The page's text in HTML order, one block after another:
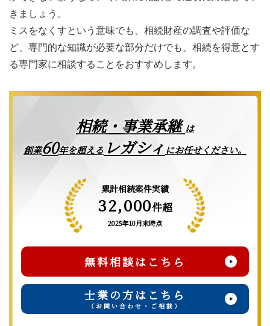
きましょう。
ミスをなくすという意味でも、相続財産の調査や評価な
ど、専門的な知識が必要な部分だけでも、相続を得意とす
る専門家に相談することをおすすめします。
相続・事業承継は
創業60年を超える レガシィ にお任せください。
累計相続案件実績
32,000件超
2025年10月末時点
無料相談はこちら
士業の方はこちら
（お問い合わせ・ご相談）